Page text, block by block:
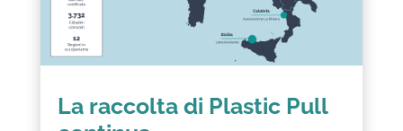
La raccolta di Plastic Pull